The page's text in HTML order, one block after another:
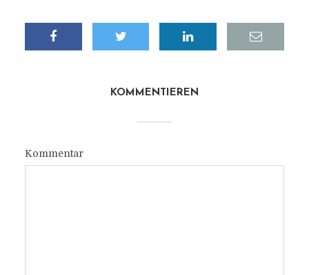
KOMMENTIEREN
Kommentar